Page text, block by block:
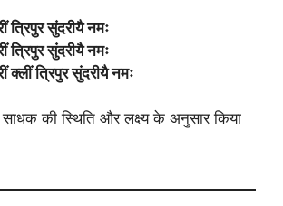
त्रिपुर सुंदरीयै नमः
त्रिपुर सुंदरीयै नमः
क्लीं त्रिपुर सुंदरीयै नमः
की स्थिति और लक्ष्य के अनुसार किया